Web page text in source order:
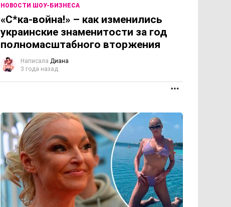
НОВОСТИ ШОУ-БИЗНЕСА
«С*ка-война!» – как изменились
украинские знаменитости за год
полномасштабного вторжения
Написала Диана
3 года назад